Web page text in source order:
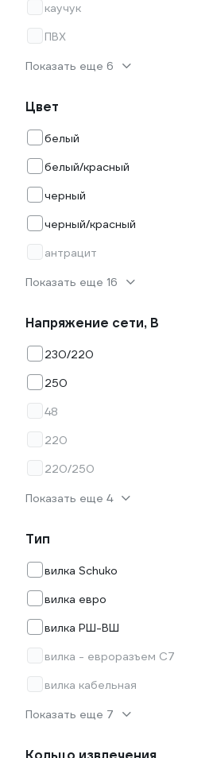
каучук
ПВХ
Показать еще 6
Цвет
белый
белый/красный
черный
черный/красный
антрацит
Показать еще 16
Напряжение сети, В
230/220
250
48
220
220/250
Показать еще 4
Тип
вилка Schuko
вилка евро
вилка РШ-ВШ
вилка - евроразъем C7
вилка кабельная
Показать еще 7